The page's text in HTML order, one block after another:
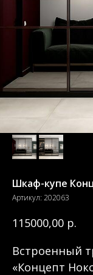
Шкаф-купе
Артикул: 202063
115000,00 р.
Встроенный
«Концепт